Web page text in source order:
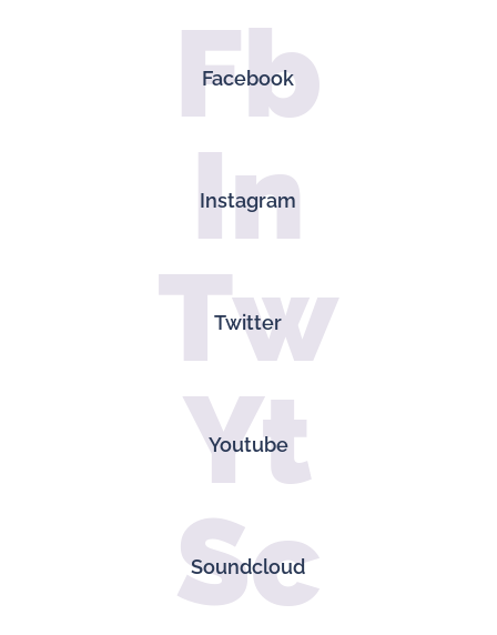
Fb
Facebook
In
Instagram
Tw
Twitter
Yt
Youtube
Sc
Soundcloud